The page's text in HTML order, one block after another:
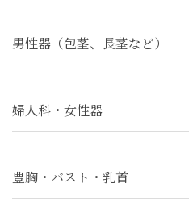
男性器（包茎、長茎など）
婦人科・女性器
豊胸・バスト・乳首